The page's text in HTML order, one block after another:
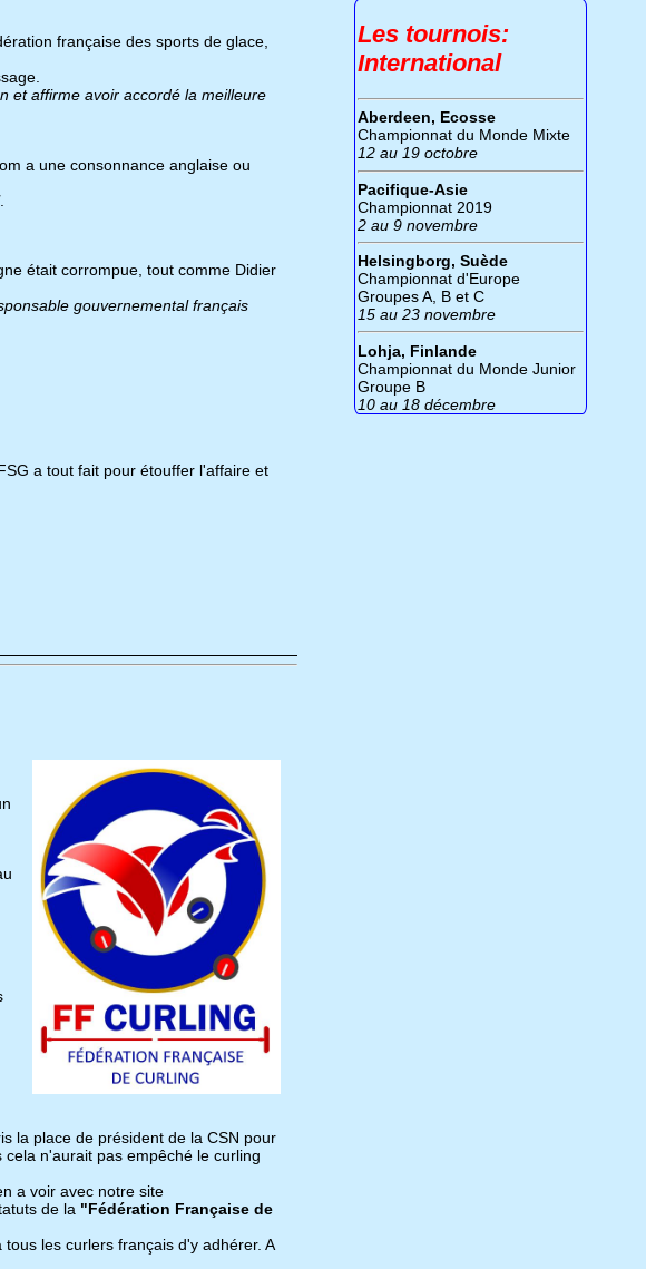
française des sports de glace,
et affirme avoir accordé la meilleure
a une consonnance anglaise ou
.
était corrompue, tout comme Didier
gouvernemental français
a tout fait pour étouffer l'affaire et
la place de président de la CSN pour
n'aurait pas empêché le curling
a voir avec notre site
de la "Fédération Française de
les curlers français d'y adhérer. A
Les tournois:
International
Aberdeen, Ecosse
Championnat du Monde Mixte
12 au 19 octobre
Pacifique-Asie
Championnat 2019
2 au 9 novembre
Helsingborg, Suède
Championnat d'Europe
Groupes A, B et C
15 au 23 novembre
Lohja, Finlande
Championnat du Monde Junior
Groupe B
10 au 18 décembre